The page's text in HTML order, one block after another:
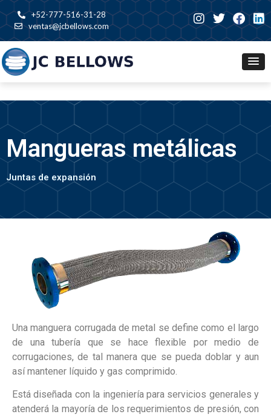
+52-777-516-31-28
ventas@jcbellows.com
Mangueras metálicas
Juntas de expansión
Una manguera corrugada de metal se define como el largo
de una tubería que se hace flexible por medio de
corrugaciones, de tal manera que se pueda doblar y aun
así mantener líquido y gas comprimido.
Está diseñada con la ingeniería para servicios generales y
atenderá la mayoría de los requerimientos de presión, con